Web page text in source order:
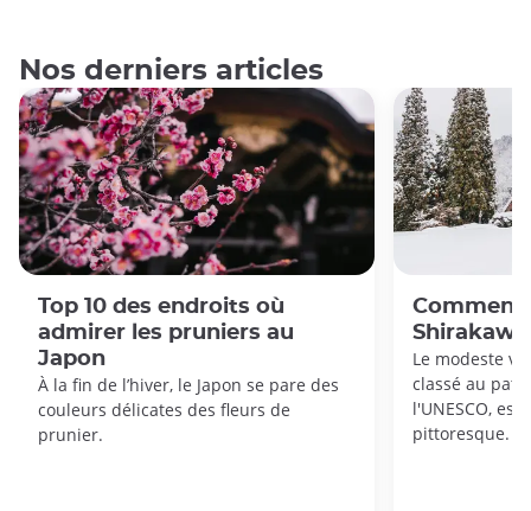
Nos derniers articles
Top 10 des endroits où
admirer les pruniers au
Japon
À la fin de l’hiver, le Japon se pare des
couleurs délicates des fleurs de
prunier.
Comment
Le modeste
classé au
l'UNESCO,
pittoresque.